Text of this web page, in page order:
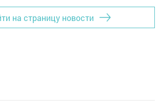
на страницу новости